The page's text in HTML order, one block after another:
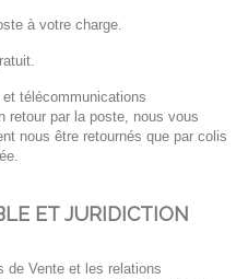
à votre charge.
télécommunications
retour par la poste, nous vous
nous être retournés que par colis
ET JURIDICTION
de Vente et les relations